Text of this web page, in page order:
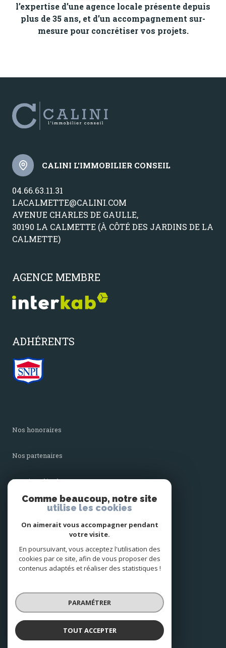
l’expertise d’une agence locale présente depuis
plus de 35 ans, et d’un accompagnement sur-
mesure pour concrétiser vos projets.
CALINI L'IMMOBILIER CONSEIL
04.66.63.11.31
LACALMETTE@CALINI.COM
AVENUE CHARLES DE GAULLE,
30190 LA CALMETTE (À CÔTÉ DES JARDINS DE LA
CALMETTE)
AGENCE MEMBRE
ADHÉRENTS
nos honoraires
nos partenaires
mentions légales
cookies
© 2026 | Tous droits réservés
Réalisé par
Comme beaucoup, notre site
utilise les cookies
On aimerait vous accompagner pendant
votre visite.
En poursuivant, vous acceptez l'utilisation des
cookies par ce site, afin de vous proposer des
contenus adaptés et réaliser des statistiques !
PARAMÉTRER
TOUT ACCEPTER